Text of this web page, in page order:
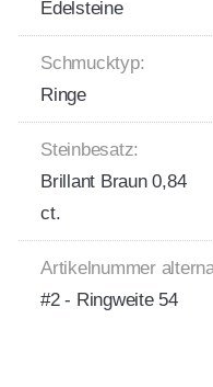
Edelsteine
Schmucktyp:
Ringe
Steinbesatz:
Brillant Braun 0,84
ct.
Artikelnummer
#2 - Ringweite 54